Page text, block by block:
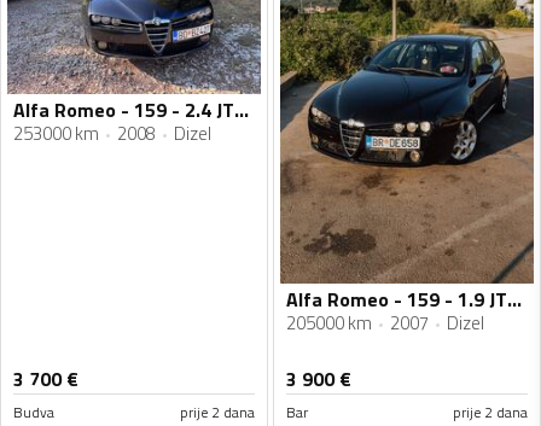
Alfa Romeo - 159 - 2.4 JTDM
253000 km 2008 Dizel
3 700€
Budva prije 2 dana
Alfa Romeo - 159 - 1.9 JTDM
205000 km 2007 Dizel
3 900€
Bar prije 2 dana